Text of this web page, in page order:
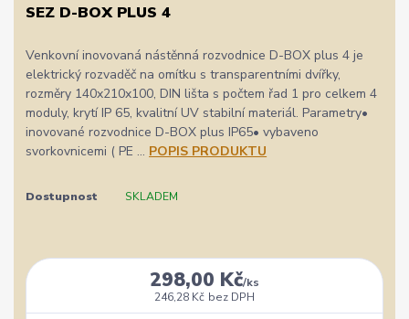
SEZ D-BOX PLUS 4
Venkovní inovovaná nástěnná rozvodnice D-BOX plus 4 je
elektrický rozvaděč na omítku s transparentními dvířky,
rozměry 140x210x100, DIN lišta s počtem řad 1 pro celkem 4
moduly, krytí IP 65, kvalitní UV stabilní materiál. Parametry•
inovované rozvodnice D-BOX plus IP65• vybaveno
svorkovnicemi ( PE ... POPIS PRODUKTU
Dostupnost SKLADEM
298,00 Kč/ks
246,28 Kč bez DPH